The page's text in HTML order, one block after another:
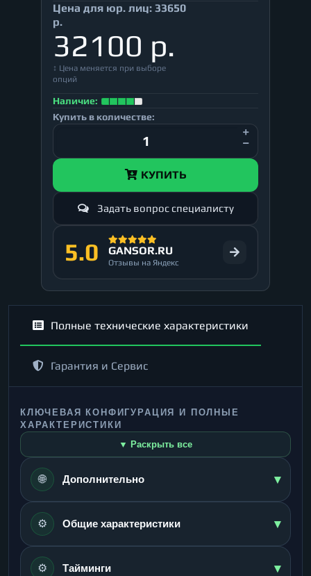
Цена для юр. лиц: 33650
р.
32100 р.
↕ Цена меняется при выборе
опций
Наличие:
Купить в количестве:
КУПИТЬ
Задать вопрос специалисту
5.0 GANSOR.RU
Отзывы на Яндекс
Полные технические характеристики
Гарантия и Сервис
КЛЮЧЕВАЯ КОНФИГУРАЦИЯ И ПОЛНЫЕ
ХАРАКТЕРИСТИКИ
▼ Раскрыть все
🌐 Дополнительно ▾
⚙️ Общие характеристики ▾
⚙️ Тайминги ▾